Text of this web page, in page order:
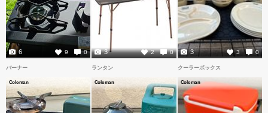
9 0
6 2 0
3 3 0
3
バーナー
Coleman
ランタン
Coleman
クーラーボックス
Coleman